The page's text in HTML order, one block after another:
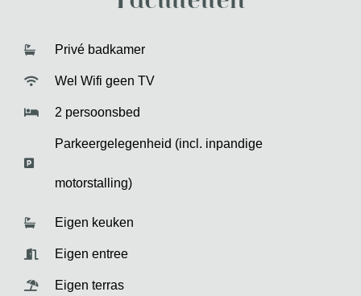
Privé badkamer
Wel Wifi geen TV
2 persoonsbed
Parkeergelegenheid (incl. inpandige
motorstalling)
Eigen keuken
Eigen entree
Eigen terras